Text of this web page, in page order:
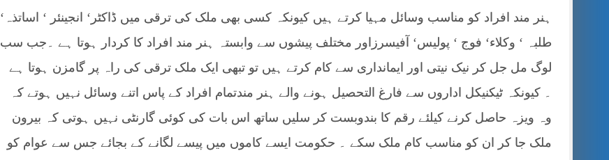
ہنر مند افراد کو مناسب وسائل مہیا کرتے ہیں کیونکہ کسی بھی ملک کی ترقی میں ڈاکٹر‘ انجینئر ‘ اساتذہ‘
طلبہ ‘ وکلاء‘ فوج ‘ پولیس‘ آفیسرزاور مختلف پیشوں سے وابستہ ہنر مند افراد کا کردار ہوتا ہے ۔جب سب
لوگ مل جل کر نیک نیتی اور ایمانداری سے کام کرتے ہیں تو تبھی ایک ملک ترقی کی راہ پر گامزن ہوتا ہے
۔ کیونکہ ٹیکنیکل اداروں سے فارغ التحصیل ہونے والے ہنر مندتمام افراد کے پاس اتنے وسائل نہیں ہوتے کہ
وہ ویزہ حاصل کرنے کیلئے رقم کا بندوبست کر سلیں ساتھ اس بات کی کوئی گارنٹی نہیں ہوتی کہ بیرون
ملک جا کر ان کو مناسب کام ملک سکے ۔ حکومت ایسے کاموں میں پیسے لگانے کے بجائے جس سے عوام کو